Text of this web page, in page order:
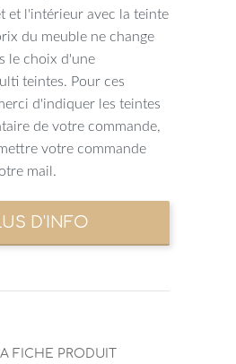
et l'intérieur avec la teinte
du meuble ne change
le choix d'une
teintes. Pour ces
d'indiquer les teintes
de votre commande,
votre commande
mail.
FICHE PRODUIT